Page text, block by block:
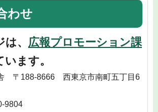
わせ
、 広報プロモーション課
ます。
〒188-8666 西東京市南町五丁目6
9804